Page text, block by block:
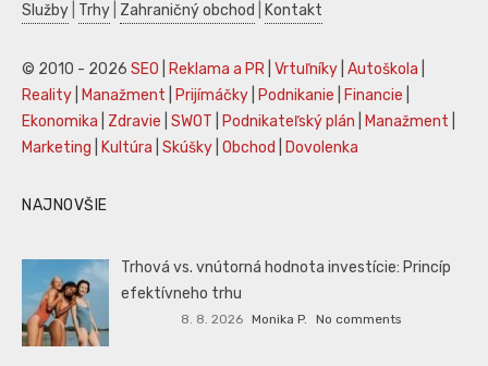
Služby Trhy Zahraničný obchod Kontakt
© 2010 - 2026 SEO Reklama a PR Vrtuľníky Autoškola
Reality
Manažment Prijímáčky Podnikanie Financie
Ekonomika
Zdravie SWOT Podnikateľský plán Manažment
Marketing
Kultúra Skúšky Obchod Dovolenka
NAJNOVŠIE
Trhová vs. vnútorná hodnota investície: Princíp
efektívneho trhu
8. 8. 2026 Monika P. No comments